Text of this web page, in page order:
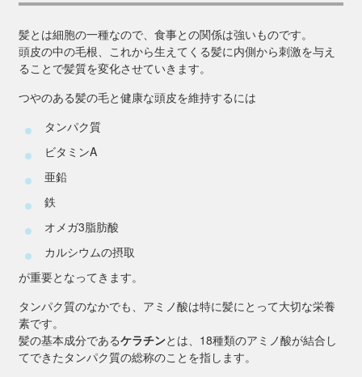
髪とは細胞の一種なので、食事との関係は強いものです。
頭皮の中の毛根、これから生えてくる髪に内側から刺激を与え
ることで髪質を変化させていきます。
つやのある髪の毛と健康な頭皮を維持するには
タンパク質
ビタミンA
亜鉛
鉄
オメガ3脂肪酸
カルシウムの摂取
が重要となってきます。
タンパク質のなかでも、アミノ酸は特に髪にとって大切な栄養
素です。
髪の基本成分であるケラチンとは、18種類のアミノ酸が結合し
てできたタンパク質の総称のことを指します。